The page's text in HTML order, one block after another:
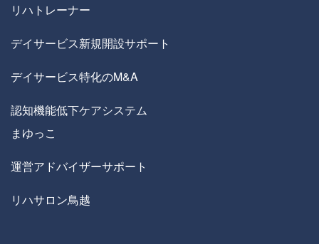
リハトレーナー
デイサービス新規開設サポート
デイサービス特化のM&A
認知機能低下ケアシステム
まゆっこ
運営アドバイザーサポート
リハサロン鳥越